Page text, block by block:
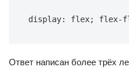
display: flex; flex-
Ответ написан более трёх